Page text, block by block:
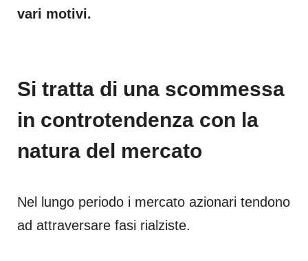
vari motivi.
Si tratta di una scommessa
in controtendenza con la
natura del mercato
Nel lungo periodo i mercato azionari tendono
ad attraversare fasi rialziste.